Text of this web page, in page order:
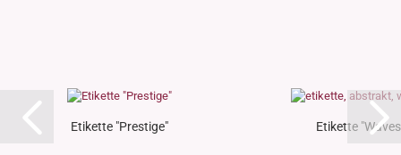
Etikette "Prestige" Etikette